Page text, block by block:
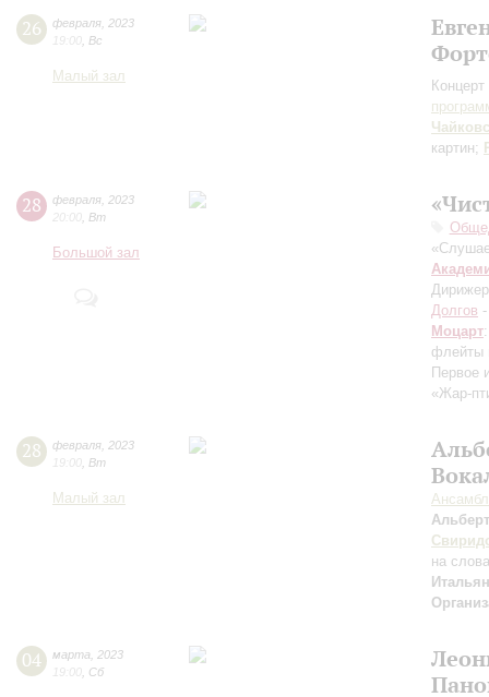
26 февраля 2023
19:00 Вс
Малый зал
картин;
28 февраля 2023
20:00 Вт
Большой зал
Долгов
Моцарт
флейты
Первое
«Жар-
28 февраля 2023
19:00 Вт
Малый зал
на
04 марта
2023
19:00 Сб